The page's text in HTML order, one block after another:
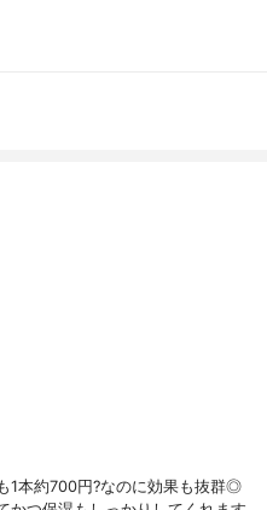
1本約700円?なのに効果も抜群◎